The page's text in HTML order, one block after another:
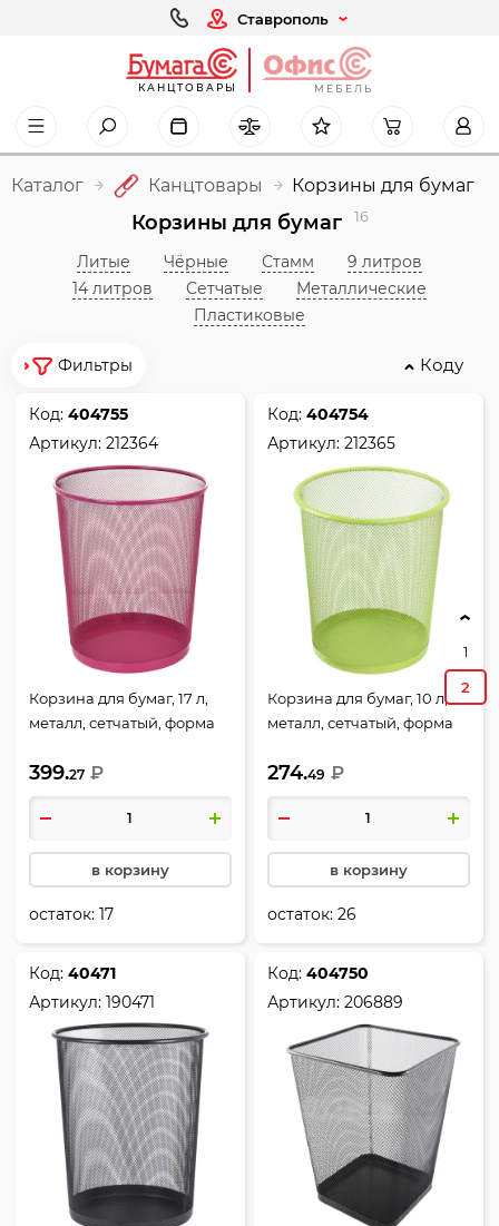
Ставрополь
КАНЦТОВАРЫ МЕБЕЛЬ
Каталог Канцтовары Корзины для бумаг
Корзины для бумаг 16
Литые Чёрные Стамм
9 литров
14 литров
Сетчатые
Металлические
Пластиковые
Фильтры Коду
Код:404755
Артикул:212364
Корзина для бумаг, 17 л,
металл, сетчатый, форма
KLERK, 212364
399.27 ₽
в корзину
остаток:17
Код:404754
Артикул:212365
Корзина для бумаг, 10 л,
металл, сетчатый, форма
KLERK, 212365
274.49 ₽
в корзину
остаток:26
Код:40471
Артикул:190471
Код:404750
Артикул:206889
1
2